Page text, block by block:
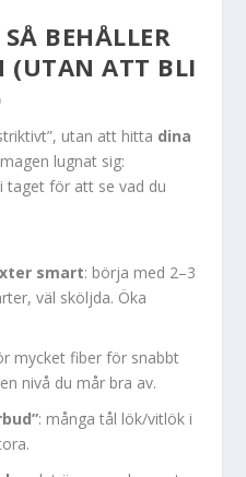
BEHÅLLER
(UTAN ATT BLI
utan att hitta dina
lugnat sig:
taget för att se vad du
smart: börja med 2–3
väl sköljda. Öka
mycket fiber för snabbt
nivå du mår bra av.
: många tål lök/vitlök i